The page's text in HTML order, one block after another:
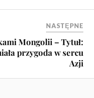
NASTĘPNE
Mongolii – Tytuł:
przygoda w sercu
Azji